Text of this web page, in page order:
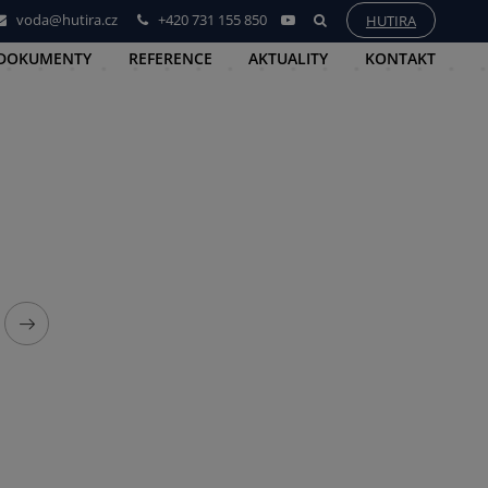
voda@hutira.cz +420 731 155 850 HUTIRA
REFERENCE AKTUALITY KONTAKT